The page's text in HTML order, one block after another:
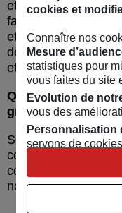
et la solidarité. Elles
faire société, lutter
et recréer du
des lieux où l’on
et agir ensemble.
Quel message
grand public ?
Soutenir les
comme une charge.
cohésion sociale, la
nos territoires.
cookies et
Connaître nos
Mesure
statistiques pour
vous faites du site
Evolution de
vous des
Personnalisation
servons de
personnaliser nos
Univers
partenaires des